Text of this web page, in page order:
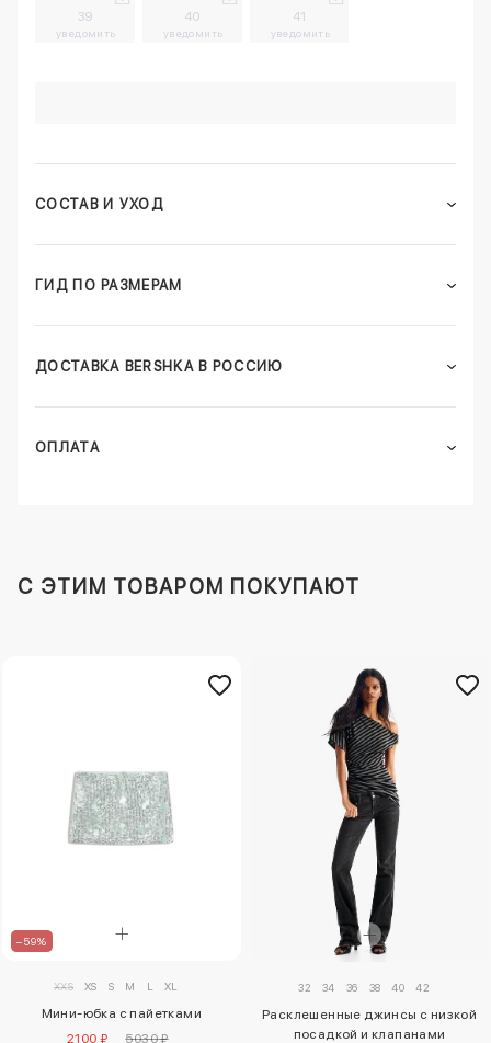
39
уведомить
40
уведомить
41
уведомить
СОСТАВ И УХОД
ГИД ПО РАЗМЕРАМ
ДОСТАВКА BERSHKA В РОССИЮ
ОПЛАТА
C ЭТИМ ТОВАРОМ ПОКУПАЮТ
–59%
XXS XS S M L XL
Мини-юбка с пайетками
2100 ₽
5030 ₽
32 34 36 38 40 42
Расклешенные джинсы с низкой
посадкой и клапанами